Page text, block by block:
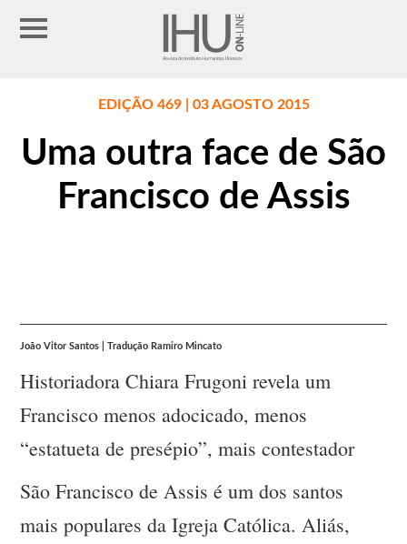
EDIÇÃO 469 | 03 AGOSTO 2015
Uma outra face de São
Francisco de Assis
João Vitor Santos | Tradução Ramiro Mincato
Historiadora Chiara Frugoni revela um
Francisco menos adocicado, menos
“estatueta de presépio”, mais contestador
São Francisco de Assis é um dos santos
mais populares da Igreja Católica. Aliás,